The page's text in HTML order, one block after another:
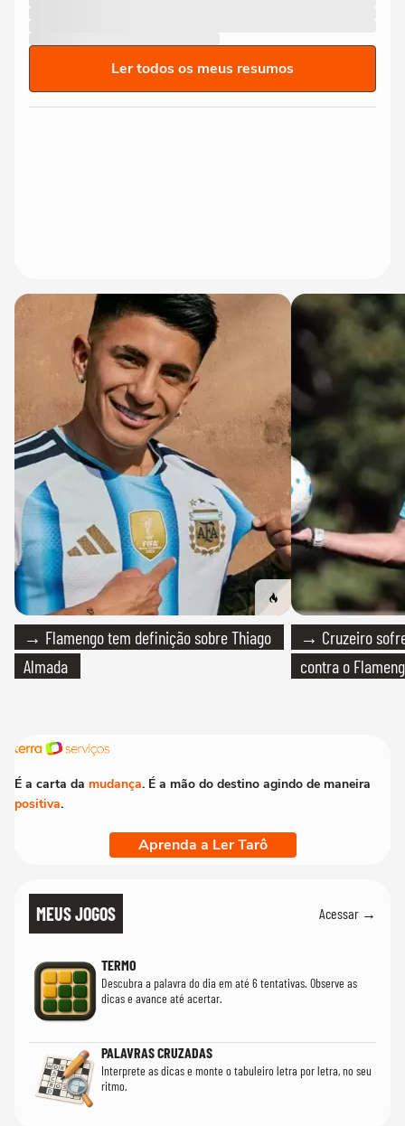
Ler todos os meus resumos
→ Flamengo tem definição sobre Thiago
Almada
→ Cruzeiro
contra o
É a carta da mudança. É a mão do destino agindo de maneira
positiva.
Aprenda a Ler Tarô
MEUS JOGOS Acessar →
TERMO
Descubra a palavra do dia em até 6 tentativas. Observe as
dicas e avance até acertar.
PALAVRAS CRUZADAS
Interprete as dicas e monte o tabuleiro letra por letra, no seu
ritmo.